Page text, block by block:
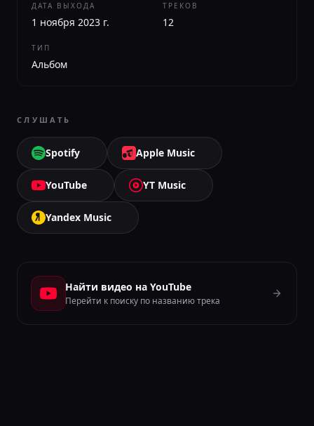
ДАТА ВЫХОДА
1 ноября 2023 г.
ТРЕКОВ
12
ТИП
Альбом
СЛУШАТЬ
Spotify Apple Music
YouTube YT Music
Yandex Music
Найти видео на YouTube
Перейти к поиску по названию трека